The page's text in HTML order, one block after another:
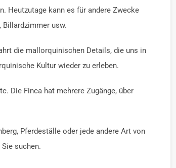
Heutzutage kann es für andere Zwecke
Billardzimmer usw.
die mallorquinischen Details, die uns in
Kultur wieder zu erleben.
Die Finca hat mehrere Zugänge, über
Pferdeställe oder jede andere Art von
suchen.